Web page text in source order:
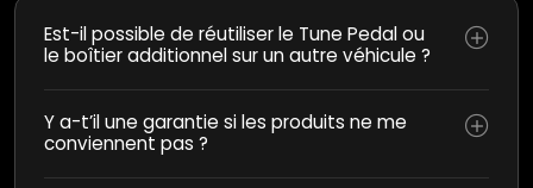
Est-il possible de réutiliser le Tune Pedal ou
le boîtier additionnel sur un autre véhicule ?
Y a-t’il une garantie si les produits ne me
conviennent pas ?